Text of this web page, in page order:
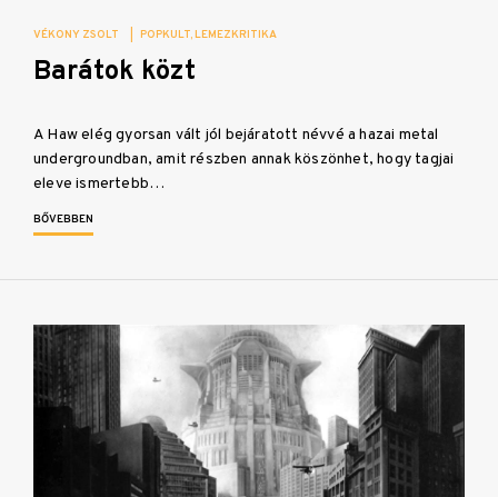
VÉKONY ZSOLT POPKULT LEMEZKRITIKA
Barátok közt
A Haw elég gyorsan vált jól bejáratott névvé a hazai metal
undergroundban, amit részben annak köszönhet, hogy tagjai
eleve ismertebb…
BŐVEBBEN